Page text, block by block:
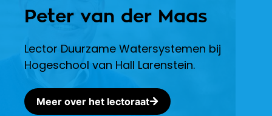
Peter van der Maas
Lector Duurzame Watersystemen bij
Hogeschool van Hall Larenstein.
Meer over het lectoraat